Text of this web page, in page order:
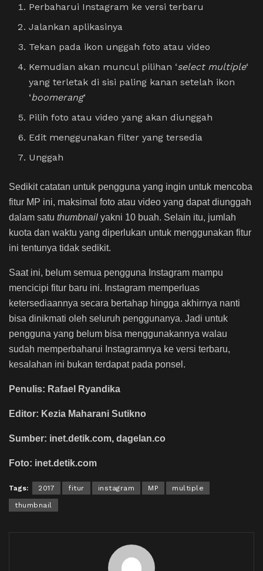
Perbaharui Instagram ke versi terbaru
Jalankan aplikasinya
Tekan pada ikon unggah foto atau video
Kemudian akan muncul pilihan ‘select multiple‘
yang terletak di sisi paling kanan setelah ikon
‘boomerang‘
Pilih foto atau video yang akan diunggah
Edit menggunakan filter yang tersedia
Unggah
Sedikit catatan untuk pengguna yang ingin untuk mencoba
fitur MP ini, maksimal foto atau video yang dapat diunggah
dalam satu thumbnail yakni 10 buah. Selain itu, jumlah
kuota dan waktu yang diperlukan untuk menggunakan fitur
ini tentunya tidak sedikit.
Saat ini, belum semua pengguna Instagram mampu
mencicipi fitur baru ini. Instagram memperluas
ketersediaannya secara bertahap hingga akhirnya nanti
bisa dinikmati oleh seluruh penggunanya. Jadi untuk
pengguna yang belum bisa menggunakannya walau
sudah memperbaharui Instagramnya ke versi terbaru,
kesalahan ini bukan terdapat pada ponsel.
Penulis: Rafael Ryandika
Editor: Kezia Maharani Sutikno
Sumber: inet.detik.com, dagelan.co
Foto: inet.detik.com
Tags: 2017 fitur instagram MP multiple
thumbnail